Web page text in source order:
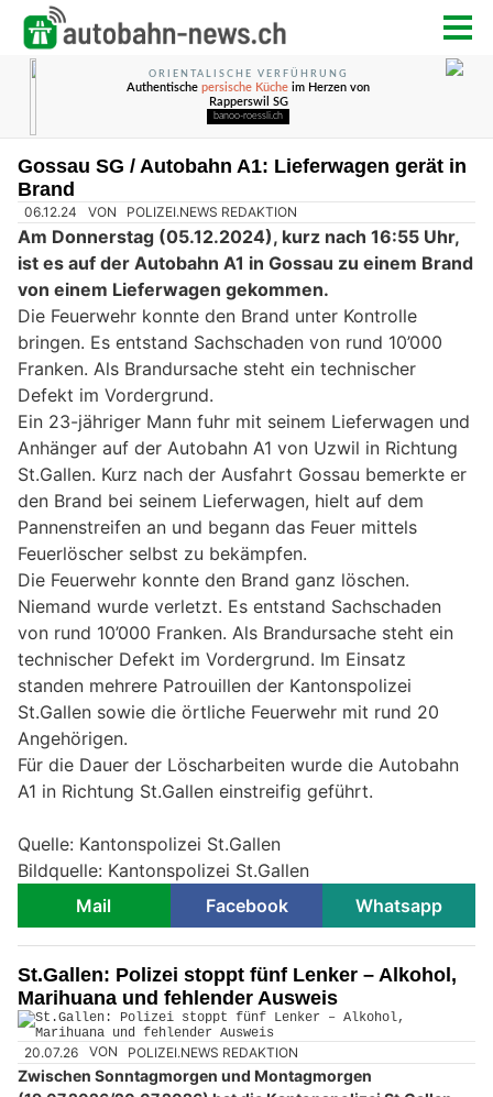
Gossau SG / Autobahn A1: Lieferwagen gerät in
Brand
06.12.24 VON POLIZEI.NEWS REDAKTION
Am Donnerstag (05.12.2024), kurz nach 16:55 Uhr,
ist es auf der Autobahn A1 in Gossau zu einem Brand
von einem Lieferwagen gekommen.
Die Feuerwehr konnte den Brand unter Kontrolle
bringen. Es entstand Sachschaden von rund 10’000
Franken. Als Brandursache steht ein technischer
Defekt im Vordergrund.
Ein 23-jähriger Mann fuhr mit seinem Lieferwagen und
Anhänger auf der Autobahn A1 von Uzwil in Richtung
St.Gallen. Kurz nach der Ausfahrt Gossau bemerkte er
den Brand bei seinem Lieferwagen, hielt auf dem
Pannenstreifen an und begann das Feuer mittels
Feuerlöscher selbst zu bekämpfen.
Die Feuerwehr konnte den Brand ganz löschen.
Niemand wurde verletzt. Es entstand Sachschaden
von rund 10’000 Franken. Als Brandursache steht ein
technischer Defekt im Vordergrund. Im Einsatz
standen mehrere Patrouillen der Kantonspolizei
St.Gallen sowie die örtliche Feuerwehr mit rund 20
Angehörigen.
Für die Dauer der Löscharbeiten wurde die Autobahn
A1 in Richtung St.Gallen einstreifig geführt.
Quelle: Kantonspolizei St.Gallen
Bildquelle: Kantonspolizei St.Gallen
Mail
Facebook Whatsapp
St.Gallen: Polizei stoppt fünf Lenker – Alkohol,
Marihuana und fehlender Ausweis
20.07.26 VON POLIZEI.NEWS REDAKTION
Zwischen Sonntagmorgen und Montagmorgen